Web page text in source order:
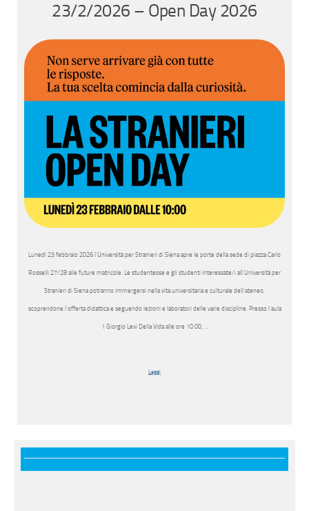
23/2/2026 – Open Day 2026
Lunedì 23 febbraio 2026 l’Università per Stranieri di Siena apre le porte della sede di piazza Carlo
Rosselli 27/28 alle future matricole. Le studentesse e gli studenti interessate/i all’Università per
Stranieri di Siena potranno immergersi nella vita universitaria e culturale dell’ateneo,
scoprendone l’offerta didattica e seguendo lezioni e laboratori delle varie discipline. Presso l’aula
1 Giorgio Levi Della Vida alle ore 10.00, …
Leggi